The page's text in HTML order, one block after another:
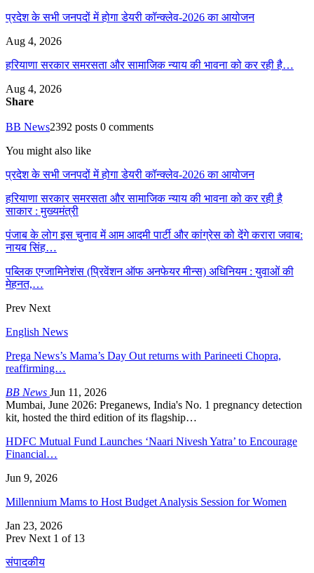
प्रदेश के सभी जनपदों में होगा डेयरी कॉन्क्लेव-2026 का आयोजन
Aug 4, 2026
हरियाणा सरकार समरसता और सामाजिक न्याय की भावना को कर रही है…
Aug 4, 2026
Share
BB News2392 posts 0 comments
You might also like
प्रदेश के सभी जनपदों में होगा डेयरी कॉन्क्लेव-2026 का आयोजन
हरियाणा सरकार समरसता और सामाजिक न्याय की भावना को कर रही है
साकार : मुख्यमंत्री
पंजाब के लोग इस चुनाव में आम आदमी पार्टी और कांग्रेस को देंगे करारा जवाब:
नायब सिंह…
पब्लिक एग्जामिनेशंस (प्रिवेंशन ऑफ अनफेयर मीन्स) अधिनियम : युवाओं की
मेहनत,…
Prev Next
English News
Prega News’s Mama’s Day Out returns with Parineeti Chopra,
reaffirming…
BB News Jun 11, 2026
Mumbai, June 2026: Preganews, India's No. 1 pregnancy detection
kit, hosted the third edition of its flagship…
HDFC Mutual Fund Launches ‘Naari Nivesh Yatra’ to Encourage
Financial…
Jun 9, 2026
Millennium Mams to Host Budget Analysis Session for Women
Jan 23, 2026
Prev Next 1 of 13
संपादकीय